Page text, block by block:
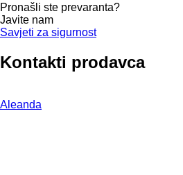
Pronašli ste prevaranta?
Javite nam
Savjeti za sigurnost
Kontakti prodavca
Aleanda